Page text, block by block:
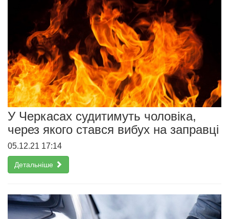
У Черкасах судитимуть чоловіка,
через якого стався вибух на заправці
05.12.21 17:14
Детальніше